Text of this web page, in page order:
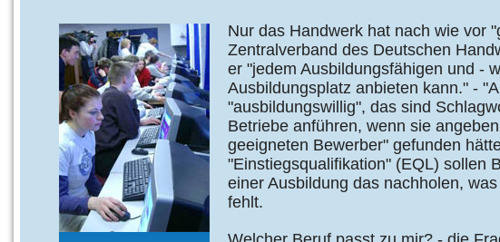
Nur das Handwerk hat nach wie vor
Zentralverband des Deutschen
er "jedem Ausbildungsfähigen und -
Ausbildungsplatz anbieten kann." -
"ausbildungswillig", das sind
Betriebe anführen, wenn sie
geeigneten Bewerber" gefunden
"Einstiegsqualifikation" (EQL) sollen
einer Ausbildung das nachholen,
fehlt.